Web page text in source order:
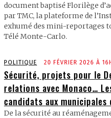
document baptisé Florilège
par TMC, la plateforme de
exhumé des mini-reportages
Télé Monte-Carlo.
POLITIQUE 20 FÉVRIER 2026 À
Sécurité, projets pour le
relations avec Monaco…
candidats aux municipales
De la sécurité au